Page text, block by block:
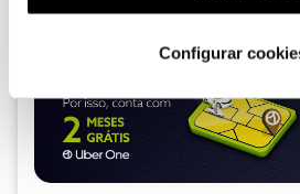
utilização dos cookies clicando em
Configurar